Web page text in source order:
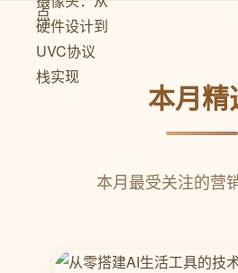
本月精
本月最受关注的营